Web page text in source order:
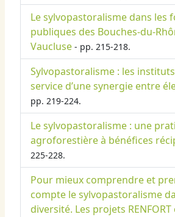
Le sylvopastoralisme dans les
publiques des Bouches-du-
Vaucluse - pp. 215-218.
Sylvopastoralisme : les
service d’une synergie entre
pp. 219-224.
Le sylvopastoralisme : une
agroforestière à bénéfices
225-228.
Pour mieux comprendre et
compte le sylvopastoralisme
diversité. Les projets RENFORT